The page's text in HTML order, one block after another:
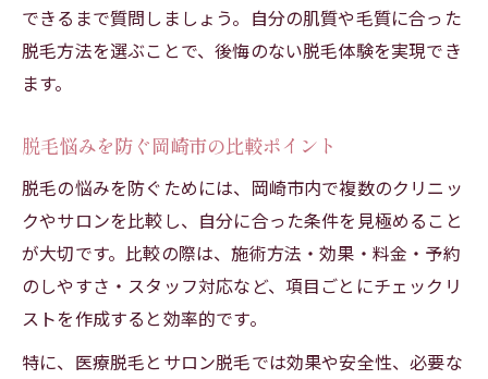
できるまで質問しましょう。自分の肌質や毛質に合った
脱毛方法を選ぶことで、後悔のない脱毛体験を実現でき
ます。
脱毛悩みを防ぐ岡崎市の比較ポイント
脱毛の悩みを防ぐためには、岡崎市内で複数のクリニッ
クやサロンを比較し、自分に合った条件を見極めること
が大切です。比較の際は、施術方法・効果・料金・予約
のしやすさ・スタッフ対応など、項目ごとにチェックリ
ストを作成すると効率的です。
特に、医療脱毛とサロン脱毛では効果や安全性、必要な